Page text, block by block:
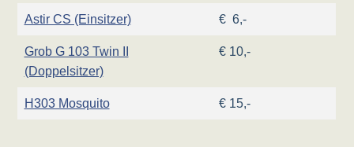
Astir CS (Einsitzer) € 6,-
Grob G 103 Twin II
(Doppelsitzer)
€ 10,-
H303 Mosquito € 15,-